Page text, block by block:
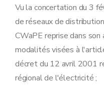
Vu la concertation du 3
de réseaux de
CWaPE reprise dans son
modalités visées à
décret du 12 avril 2001
régional de l'électricité ;